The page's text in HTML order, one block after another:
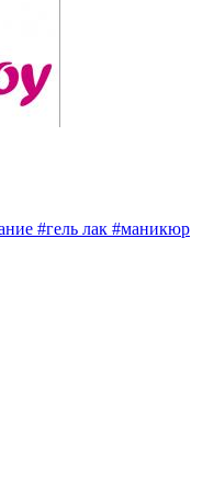
#гель лак #маникюр